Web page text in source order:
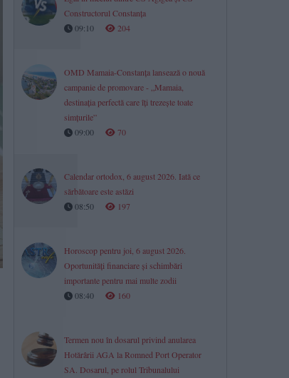
Constructorul Constanța
09:10
204
OMD Mamaia-Constanța lansează o nouă
campanie de promovare - „Mamaia,
destinația perfectă care îți trezește toate
simțurile”
09:00
70
Calendar ortodox, 6 august 2026. Iată ce
sărbătoare este astăzi
08:50
197
Horoscop pentru joi, 6 august 2026.
Oportunități financiare și schimbări
importante pentru mai multe zodii​
08:40
160
Termen nou în dosarul privind anularea
Hotărârii AGA la Romned Port Operator
SA. Dosarul, pe rolul Tribunalului